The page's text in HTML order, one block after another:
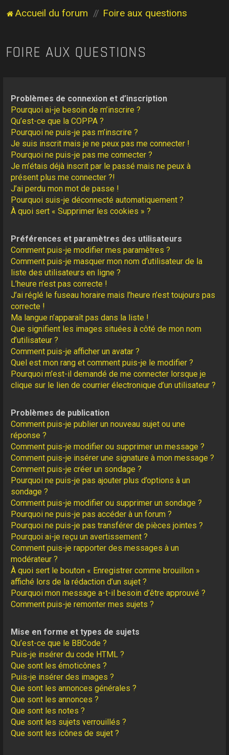
Accueil du forum Foire aux questions
FOIRE AUX QUESTIONS
Problèmes de connexion et d’inscription
Pourquoi ai-je besoin de m’inscrire ?
Qu’est-ce que la COPPA ?
Pourquoi ne puis-je pas m’inscrire ?
Je suis inscrit mais je ne peux pas me connecter !
Pourquoi ne puis-je pas me connecter ?
Je m’étais déjà inscrit par le passé mais ne peux à
présent plus me connecter ?!
J’ai perdu mon mot de passe !
Pourquoi suis-je déconnecté automatiquement ?
À quoi sert « Supprimer les cookies » ?
Préférences et paramètres des utilisateurs
Comment puis-je modifier mes paramètres ?
Comment puis-je masquer mon nom d’utilisateur de la
liste des utilisateurs en ligne ?
L’heure n’est pas correcte !
J’ai réglé le fuseau horaire mais l’heure n’est toujours pas
correcte !
Ma langue n’apparaît pas dans la liste !
Que signifient les images situées à côté de mon nom
d’utilisateur ?
Comment puis-je afficher un avatar ?
Quel est mon rang et comment puis-je le modifier ?
Pourquoi m’est-il demandé de me connecter lorsque je
clique sur le lien de courrier électronique d’un utilisateur ?
Problèmes de publication
Comment puis-je publier un nouveau sujet ou une
réponse ?
Comment puis-je modifier ou supprimer un message ?
Comment puis-je insérer une signature à mon message ?
Comment puis-je créer un sondage ?
Pourquoi ne puis-je pas ajouter plus d’options à un
sondage ?
Comment puis-je modifier ou supprimer un sondage ?
Pourquoi ne puis-je pas accéder à un forum ?
Pourquoi ne puis-je pas transférer de pièces jointes ?
Pourquoi ai-je reçu un avertissement ?
Comment puis-je rapporter des messages à un
modérateur ?
À quoi sert le bouton « Enregistrer comme brouillon »
affiché lors de la rédaction d’un sujet ?
Pourquoi mon message a-t-il besoin d’être approuvé ?
Comment puis-je remonter mes sujets ?
Mise en forme et types de sujets
Qu’est-ce que le BBCode ?
Puis-je insérer du code HTML ?
Que sont les émoticônes ?
Puis-je insérer des images ?
Que sont les annonces générales ?
Que sont les annonces ?
Que sont les notes ?
Que sont les sujets verrouillés ?
Que sont les icônes de sujet ?